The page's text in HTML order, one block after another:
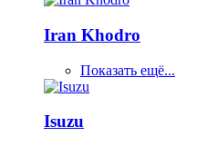
Iran Khodro
Показать ещё...
Isuzu